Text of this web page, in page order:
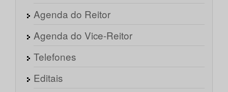
Agenda do Reitor
Agenda do Vice-Reitor
Telefones
Editais